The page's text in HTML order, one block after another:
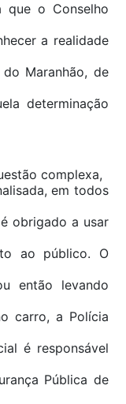
o Conselho
a realidade
Maranhão, de
determinação
complexa,
em todos
obrigado a usar
ao público. O
então levando
carro, a Polícia
é responsável
Pública de